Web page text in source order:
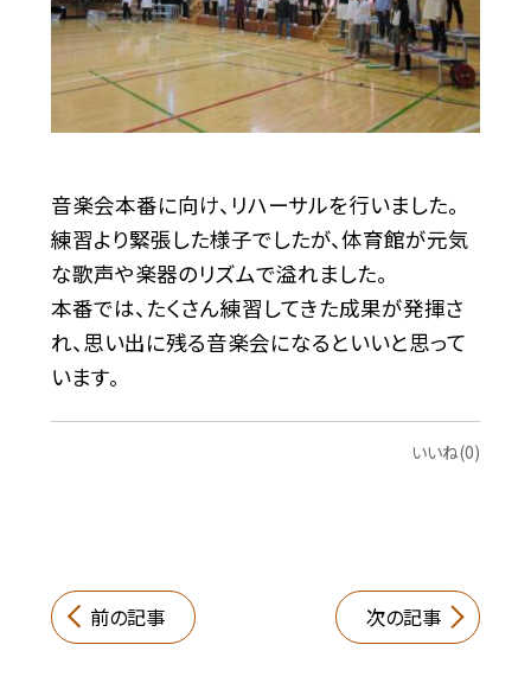
音楽会本番に向け、リハーサルを行いました。
練習より緊張した様子でしたが、体育館が元気
な歌声や楽器のリズムで溢れました。
本番では、たくさん練習してきた成果が発揮さ
れ、思い出に残る音楽会になるといいと思って
います。
いいね(0)
前の記事 次の記事